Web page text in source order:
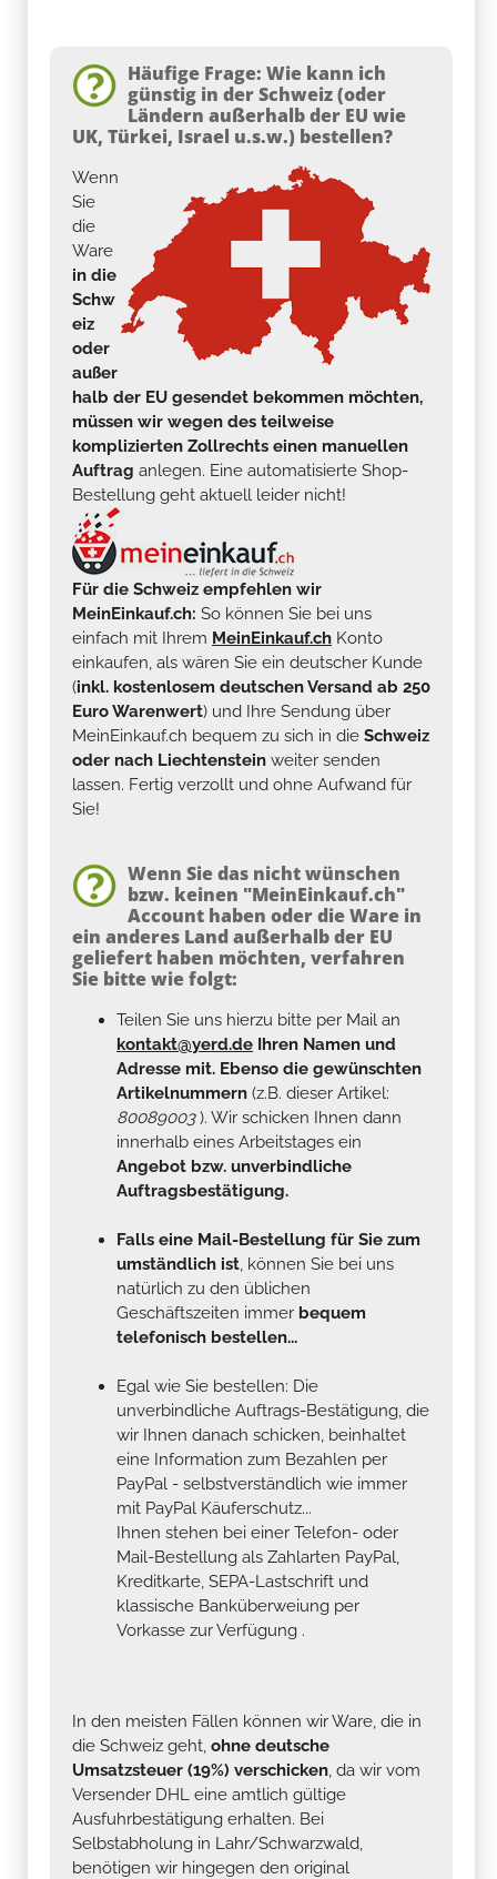
Häufige Frage: Wie kann ich
günstig in der Schweiz (oder
Ländern außerhalb der EU wie
UK, Türkei, Israel u.s.w.) bestellen?
Wenn
Sie
die
Ware
in die
Schw
eiz
oder
außer
halb der EU gesendet bekommen möchten,
müssen wir wegen des teilweise
komplizierten Zollrechts einen manuellen
Auftrag anlegen. Eine automatisierte Shop-
Bestellung geht aktuell leider nicht!
Für die Schweiz empfehlen wir
MeinEinkauf.ch: So können Sie bei uns
einfach mit Ihrem MeinEinkauf.ch Konto
einkaufen, als wären Sie ein deutscher Kunde
(inkl. kostenlosem deutschen Versand ab 250
Euro Warenwert) und Ihre Sendung über
MeinEinkauf.ch bequem zu sich in die Schweiz
oder nach Liechtenstein weiter senden
lassen. Fertig verzollt und ohne Aufwand für
Sie!
Wenn Sie das nicht wünschen
bzw. keinen "MeinEinkauf.ch"
Account haben oder die Ware in
ein anderes Land außerhalb der EU
geliefert haben möchten, verfahren
Sie bitte wie folgt:
Teilen Sie uns hierzu bitte per Mail an
kontakt@yerd.de Ihren Namen und
Adresse mit. Ebenso die gewünschten
Artikelnummern (z.B. dieser Artikel:
80089003). Wir schicken Ihnen dann
innerhalb eines Arbeitstages ein
Angebot bzw. unverbindliche
Auftragsbestätigung.
Falls eine Mail-Bestellung für Sie zum
umständlich ist, können Sie bei uns
natürlich zu den üblichen
Geschäftszeiten immer bequem
telefonisch bestellen...
Egal wie Sie bestellen: Die
unverbindliche Auftrags-Bestätigung, die
wir Ihnen danach schicken, beinhaltet
eine Information zum Bezahlen per
PayPal - selbstverständlich wie immer
mit PayPal Käuferschutz...
Ihnen stehen bei einer Telefon- oder
Mail-Bestellung als Zahlarten PayPal,
Kreditkarte, SEPA-Lastschrift und
klassische Banküberweiung per
Vorkasse zur Verfügung .
In den meisten Fällen können wir Ware, die in
die Schweiz geht, ohne deutsche
Umsatzsteuer (19%) verschicken, da wir vom
Versender DHL eine amtlich gültige
Ausfuhrbestätigung erhalten. Bei
Selbstabholung in Lahr/Schwarzwald,
benötigen wir hingegen den original